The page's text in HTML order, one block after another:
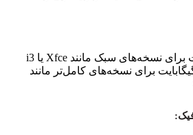
۴ تا ۸ گیگابایت برای نسخه‌های کامل‌تر مانند